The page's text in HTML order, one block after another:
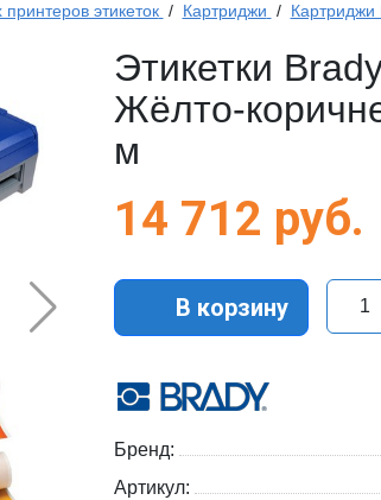
этикеток / Картриджи / Картриджи
Этикетки
Жёлто-
м
14 712 руб.
В корзину
Бренд:
Артикул: